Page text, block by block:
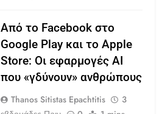
Από το Facebook στο
Google Play και το Apple
Store: Οι εφαρμογές AI
που «γδύνουν» ανθρώπους
Thanos Sitistas Epachtitis
3